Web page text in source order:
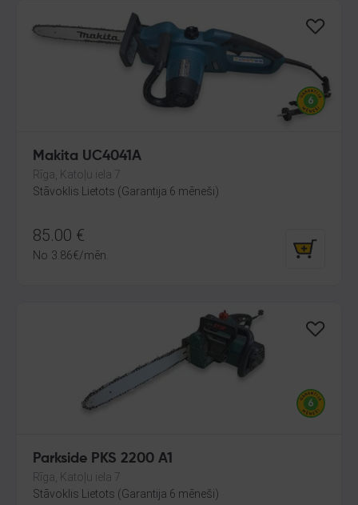
Makita UC4041A
Rīga, Katoļu iela 7
Stāvoklis Lietots (Garantija 6 mēneši)
85.00 €
No 3.86€/mēn.
Parkside PKS 2200 A1
Rīga, Katoļu iela 7
Stāvoklis Lietots (Garantija 6 mēneši)